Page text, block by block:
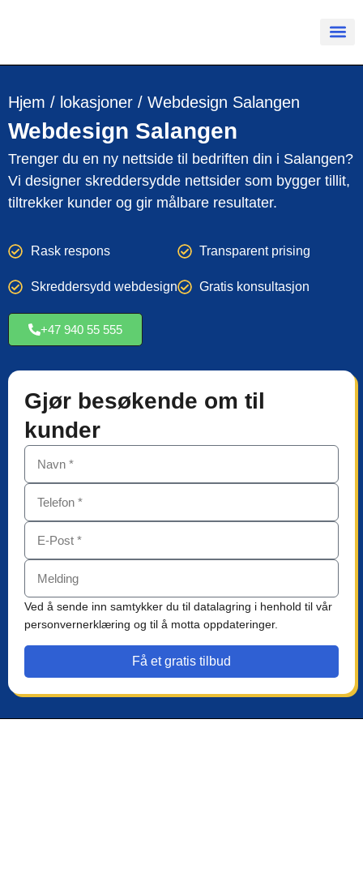
Hjem / lokasjoner / Webdesign Salangen
Webdesign Salangen
Trenger du en ny nettside til bedriften din i Salangen?
Vi designer skreddersydde nettsider som bygger tillit,
tiltrekker kunder og gir målbare resultater.
Rask respons
Skreddersydd webdesign
Transparent prising
Gratis konsultasjon
+47 940 55 555
Gjør besøkende om til
kunder
Ved å sende inn samtykker du til datalagring i henhold til vår
personvernerklæring og til å motta oppdateringer.
Få et gratis tilbud